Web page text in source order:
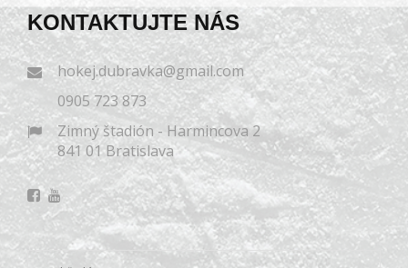
KONTAKTUJTE NÁS
hokej.dubravka@gmail.com
0905 723 873
Zimný štadión - Harmincova 2
841 01 Bratislava